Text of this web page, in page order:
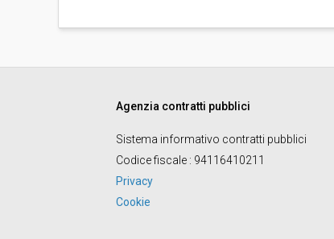
Agenzia contratti pubblici
Sistema informativo contratti pubblici
Codice fiscale : 94116410211
Privacy
Cookie